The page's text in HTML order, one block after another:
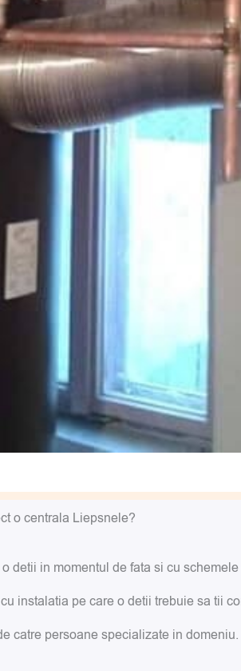
o centrala Liepsnele?
detii in momentul de fata si cu
instalatia pe care o detii trebuie sa tii
catre persoane specializate in